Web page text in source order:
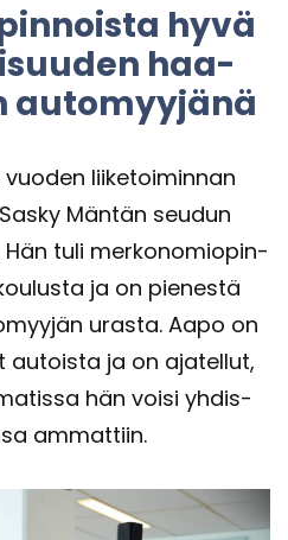
hyvä
haa­
au­to­myy­jä­nä
lii­ke­toi­min­nan
Män­tän seu­dun
Hän tuli mer­ko­no­mio­pin­
ja on pie­nes­tä
uras­ta. Aapo on
au­tois­ta ja on aja­tel­lut,
hän voisi yh­dis­
am­mat­tiin.